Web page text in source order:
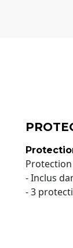
Protection
- Inclus
- 3